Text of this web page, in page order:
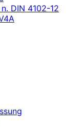
DIN 4102-12